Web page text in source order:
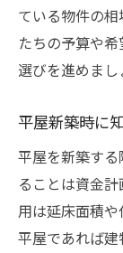
ている物件の
たちの予算や
選びを進めまし
平屋新築時に
平屋を新築す
ることは資金
用は延床面積
平屋であれば